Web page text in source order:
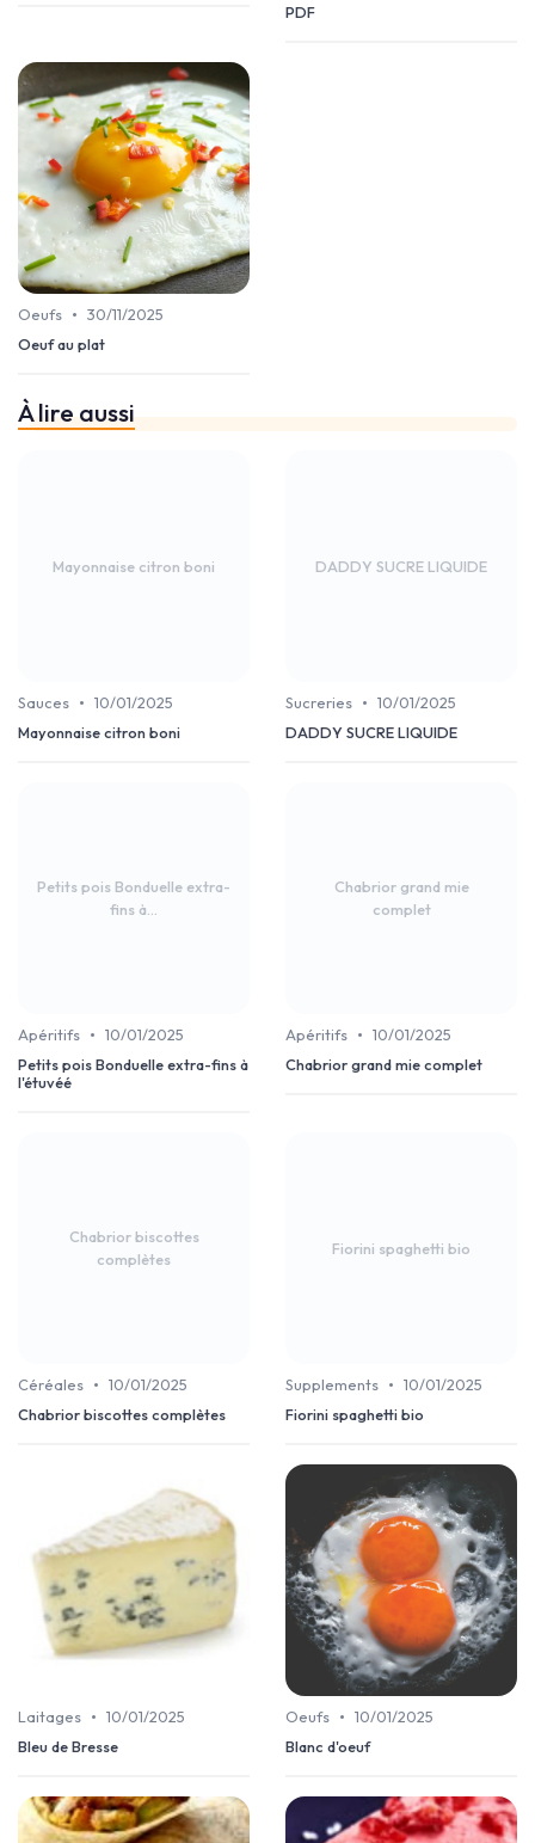
PDF
Oeufs • 30/11/2025
Oeuf au plat
À lire aussi
Mayonnaise citron boni
Sauces • 10/01/2025
Mayonnaise citron boni
DADDY SUCRE LIQUIDE
Sucreries • 10/01/2025
DADDY SUCRE LIQUIDE
Petits pois Bonduelle extra-
fins à...
Apéritifs • 10/01/2025
Petits pois Bonduelle extra-fins à
l'étuvéé
Chabrior grand mie
complet
Apéritifs • 10/01/2025
Chabrior grand mie complet
Chabrior biscottes
complètes
Céréales • 10/01/2025
Chabrior biscottes complètes
Fiorini spaghetti bio
Supplements • 10/01/2025
Fiorini spaghetti bio
Laitages • 10/01/2025
Bleu de Bresse
Oeufs • 10/01/2025
Blanc d'oeuf